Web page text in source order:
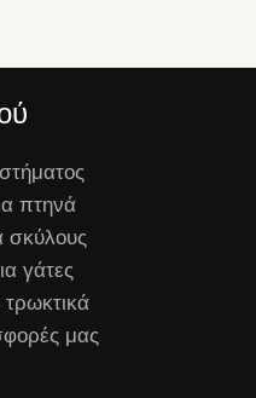
πτηνά
σκύλους
γάτες
τρωκτικά
μας